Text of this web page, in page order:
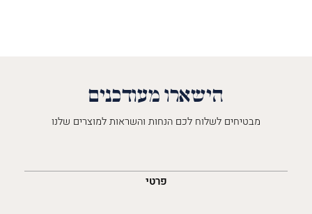
הישארו מעודכנים
מבטיחים לשלוח לכם הנחות והשראות למוצרים שלנו
פרטי